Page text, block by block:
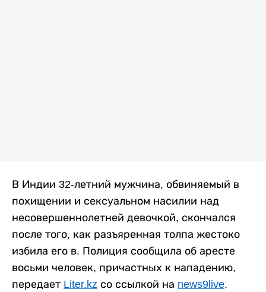
В Индии 32-летний мужчина, обвиняемый в
похищении и сексуальном насилии над
несовершеннолетней девочкой, скончался
после того, как разъяренная толпа жестоко
избила его в. Полиция сообщила об аресте
восьми человек, причастных к нападению,
передает Liter.kz со ссылкой на news9live.